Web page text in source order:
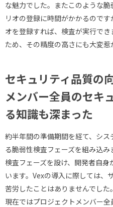
な魅力でした。またこのような
リオの登録に時間がかかるので
オを登録すれば、検査が実行で
ため、その精度の高さにも大変惹
セキュリティ品質の
メンバー全員のセキ
る知識も深まった
約半年間の準備期間を経て、シ
る脆弱性検査フェーズを組み込
検査フェーズを設け、開発者自
います。Vexの導入に際しては、
苦労したことはありませんでした。
現在ではプロジェクトメンバー